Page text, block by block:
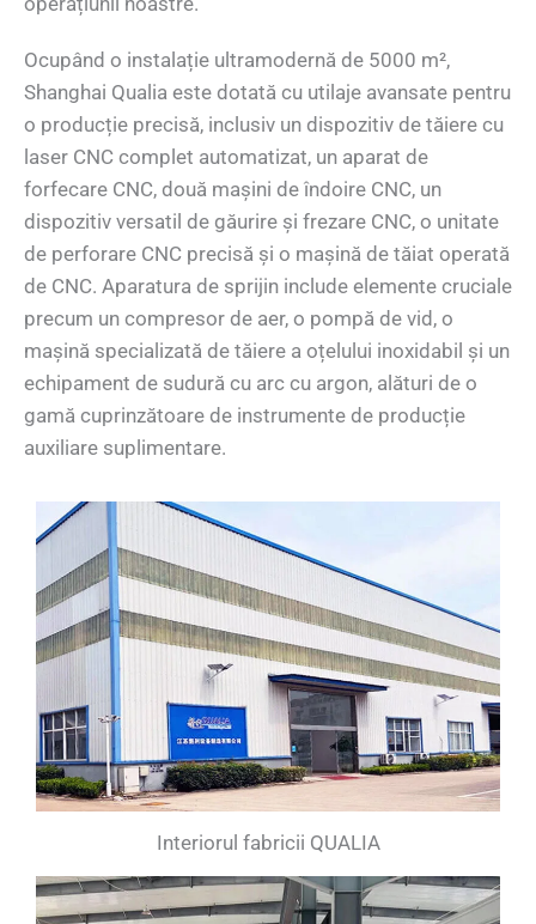
Ocupând o instalație ultramodernă de 5000 m²,
Shanghai Qualia este dotată cu utilaje avansate pentru
o producție precisă, inclusiv un dispozitiv de tăiere cu
laser CNC complet automatizat, un aparat de
forfecare CNC, două mașini de îndoire CNC, un
dispozitiv versatil de găurire și frezare CNC, o unitate
de perforare CNC precisă și o mașină de tăiat operată
de CNC. Aparatura de sprijin include elemente cruciale
precum un compresor de aer, o pompă de vid, o
mașină specializată de tăiere a oțelului inoxidabil și un
echipament de sudură cu arc cu argon, alături de o
gamă cuprinzătoare de instrumente de producție
auxiliare suplimentare.
Interiorul fabricii QUALIA